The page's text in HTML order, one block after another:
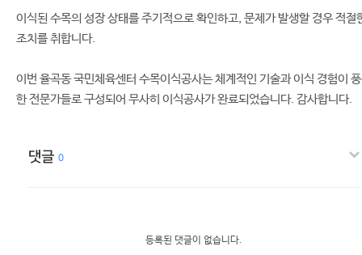
이식된 수목의 성장 상태를 주기적으로 확인하고, 문제가 발생할 경우 적절
조치를 취합니다.
이번 율곡동 국민체육센터 수목이식공사는 체계적인 기술과 이식 경험이
한 전문가들로 구성되어 무사히 이식공사가 완료되었습니다. 감사합니다.
댓글 0
등록된 댓글이 없습니다.